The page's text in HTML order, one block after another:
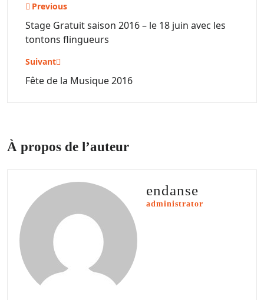
Navigation
de
l’article
Previous
Stage Gratuit saison 2016 – le 18 juin avec les
tontons flingueurs
Suivant
Fête de la Musique 2016
À propos de l’auteur
endanse
administrator